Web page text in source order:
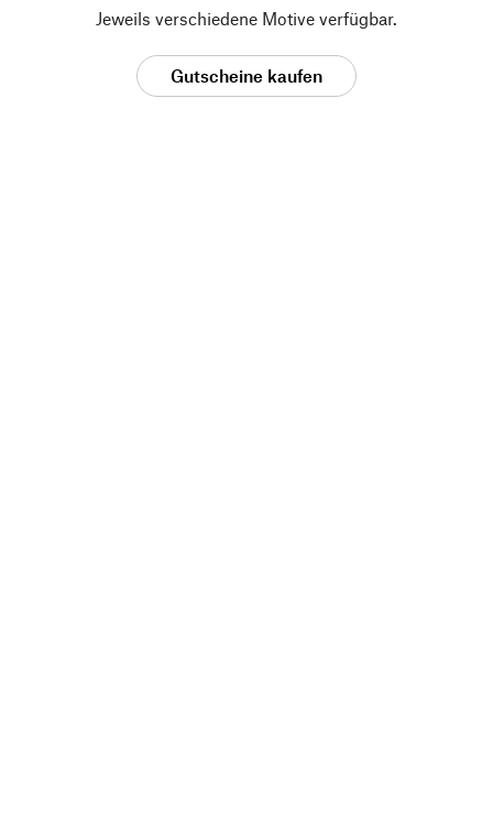
Jeweils verschiedene Motive verfügbar.
Gutscheine kaufen